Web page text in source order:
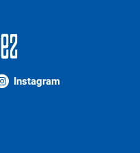
Instagram